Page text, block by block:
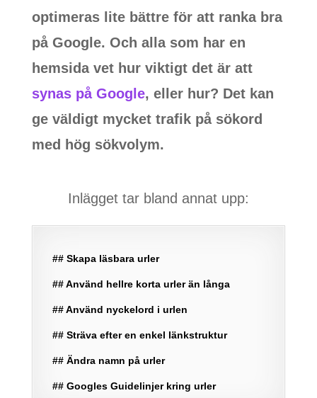
optimeras lite bättre för att ranka bra
på Google. Och alla som har en
hemsida vet hur viktigt det är att
synas på Google, eller hur? Det kan
ge väldigt mycket trafik på sökord
med hög sökvolym.
Inlägget tar bland annat upp:
## Skapa läsbara urler
## Använd hellre korta urler än långa
## Använd nyckelord i urlen
## Sträva efter en enkel länkstruktur
## Ändra namn på urler
## Googles Guidelinjer kring urler